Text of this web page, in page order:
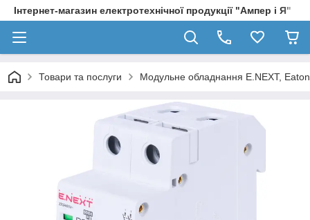
Інтернет-магазин електротехнічної продукції "Ампер і Я"
Товари та послуги Модульне обладнання E.NEXT, Eaton